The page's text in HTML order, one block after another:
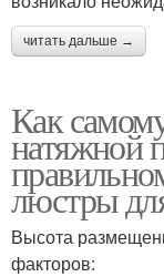
читать дальше →
Как
натяжной
люстры
Высота
факторов: